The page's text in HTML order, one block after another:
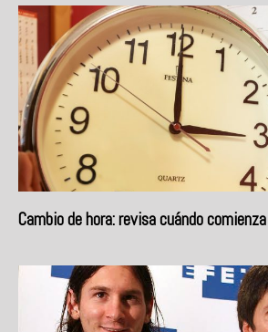
Cambio de hora: revisa cuándo